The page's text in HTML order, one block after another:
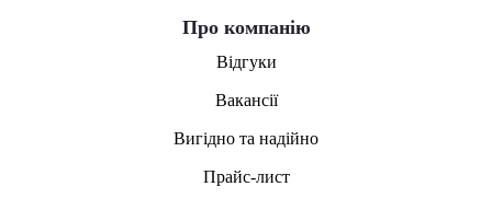
Про компанію
Відгуки
Вакансії
Вигідно та надійно
Прайс-лист